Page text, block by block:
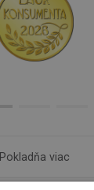
Pokladňa viac